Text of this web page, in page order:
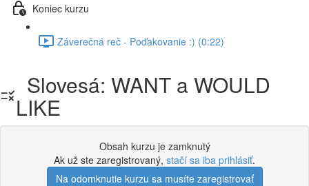
Koniec kurzu
Záverečná reč - Poďakovanie :) (0:22)
Slovesá: WANT a WOULD
LIKE
Obsah kurzu je zamknutý
Ak už ste zaregistrovaný, stačí sa iba prihlásiť.
Na odomknutie kurzu sa musíte zaregistrovať